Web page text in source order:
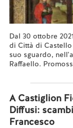
Dal 30 ottobre
di Città di
suo sguardo,
Raffaello.
A Castiglion
Diffusi:
Francesco